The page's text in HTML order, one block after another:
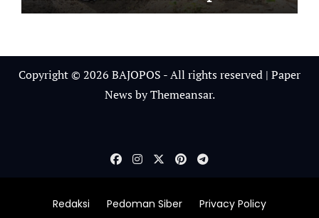
Ketahanan Pangan Sikka
Copyright © 2026 BAJOPOS - All rights reserved | Paper
NewsbyThemeansar.
Redaksi Pedoman Siber Privacy Policy